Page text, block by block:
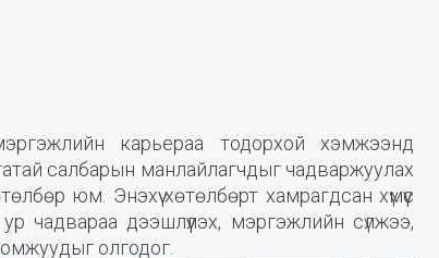
карьераа тодорхой хэмжээнд
салбарын манлайлагчдыг чадваржуулах
юм. Энэхүү хөтөлбөрт хамрагдсан хүмүүс
чадвараа дээшлүүлэх, мэргэжлийн сүлжээ,
олгодог.